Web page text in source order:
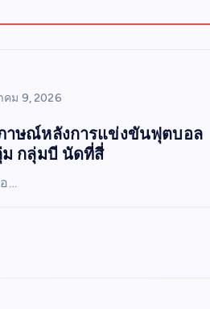
คม 9, 2026
าษณ์หลังการแข่งขันฟุตบอล
ม กลุ่มบี นัดที่สี่
…